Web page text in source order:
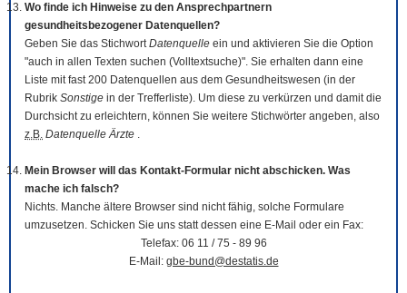
Wo finde ich Hinweise zu den Ansprechpartnern
gesundheitsbezogener Datenquellen?
Geben Sie das StichwortDatenquelle ein und aktivieren Sie die Option
"auch in allen Texten suchen (Volltextsuche)". Sie erhalten dann eine
Liste mit fast 200 Datenquellen aus dem Gesundheitswesen (in der
Rubrik Sonstige in der Trefferliste). Um diese zu verkürzen und damit die
Durchsicht zu erleichtern, können Sie weitere Stichwörter angeben, also
z.B. Datenquelle Ärzte .
Mein Browser will das Kontakt-Formular nicht abschicken. Was
mache ich falsch?
Nichts. Manche ältere Browser sind nicht fähig, solche Formulare
umzusetzen. Schicken Sie uns statt dessen eine E-Mail oder ein Fax:
Telefax: 06 11 / 75 - 89 96
E-Mail: gbe-bund@destatis.de